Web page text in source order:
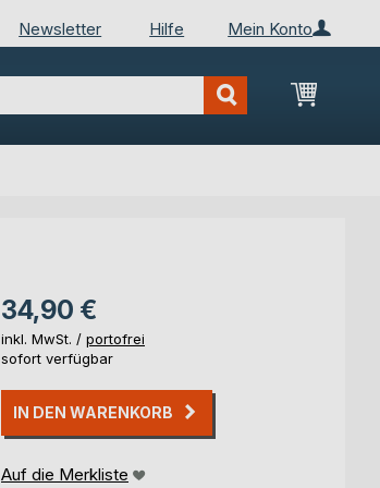
Mein Konto
Newsletter Hilfe
Mein
34,90 €
inkl. MwSt. / portofrei
sofort verfügbar
IN DEN WARENKORB
Auf die Merkliste